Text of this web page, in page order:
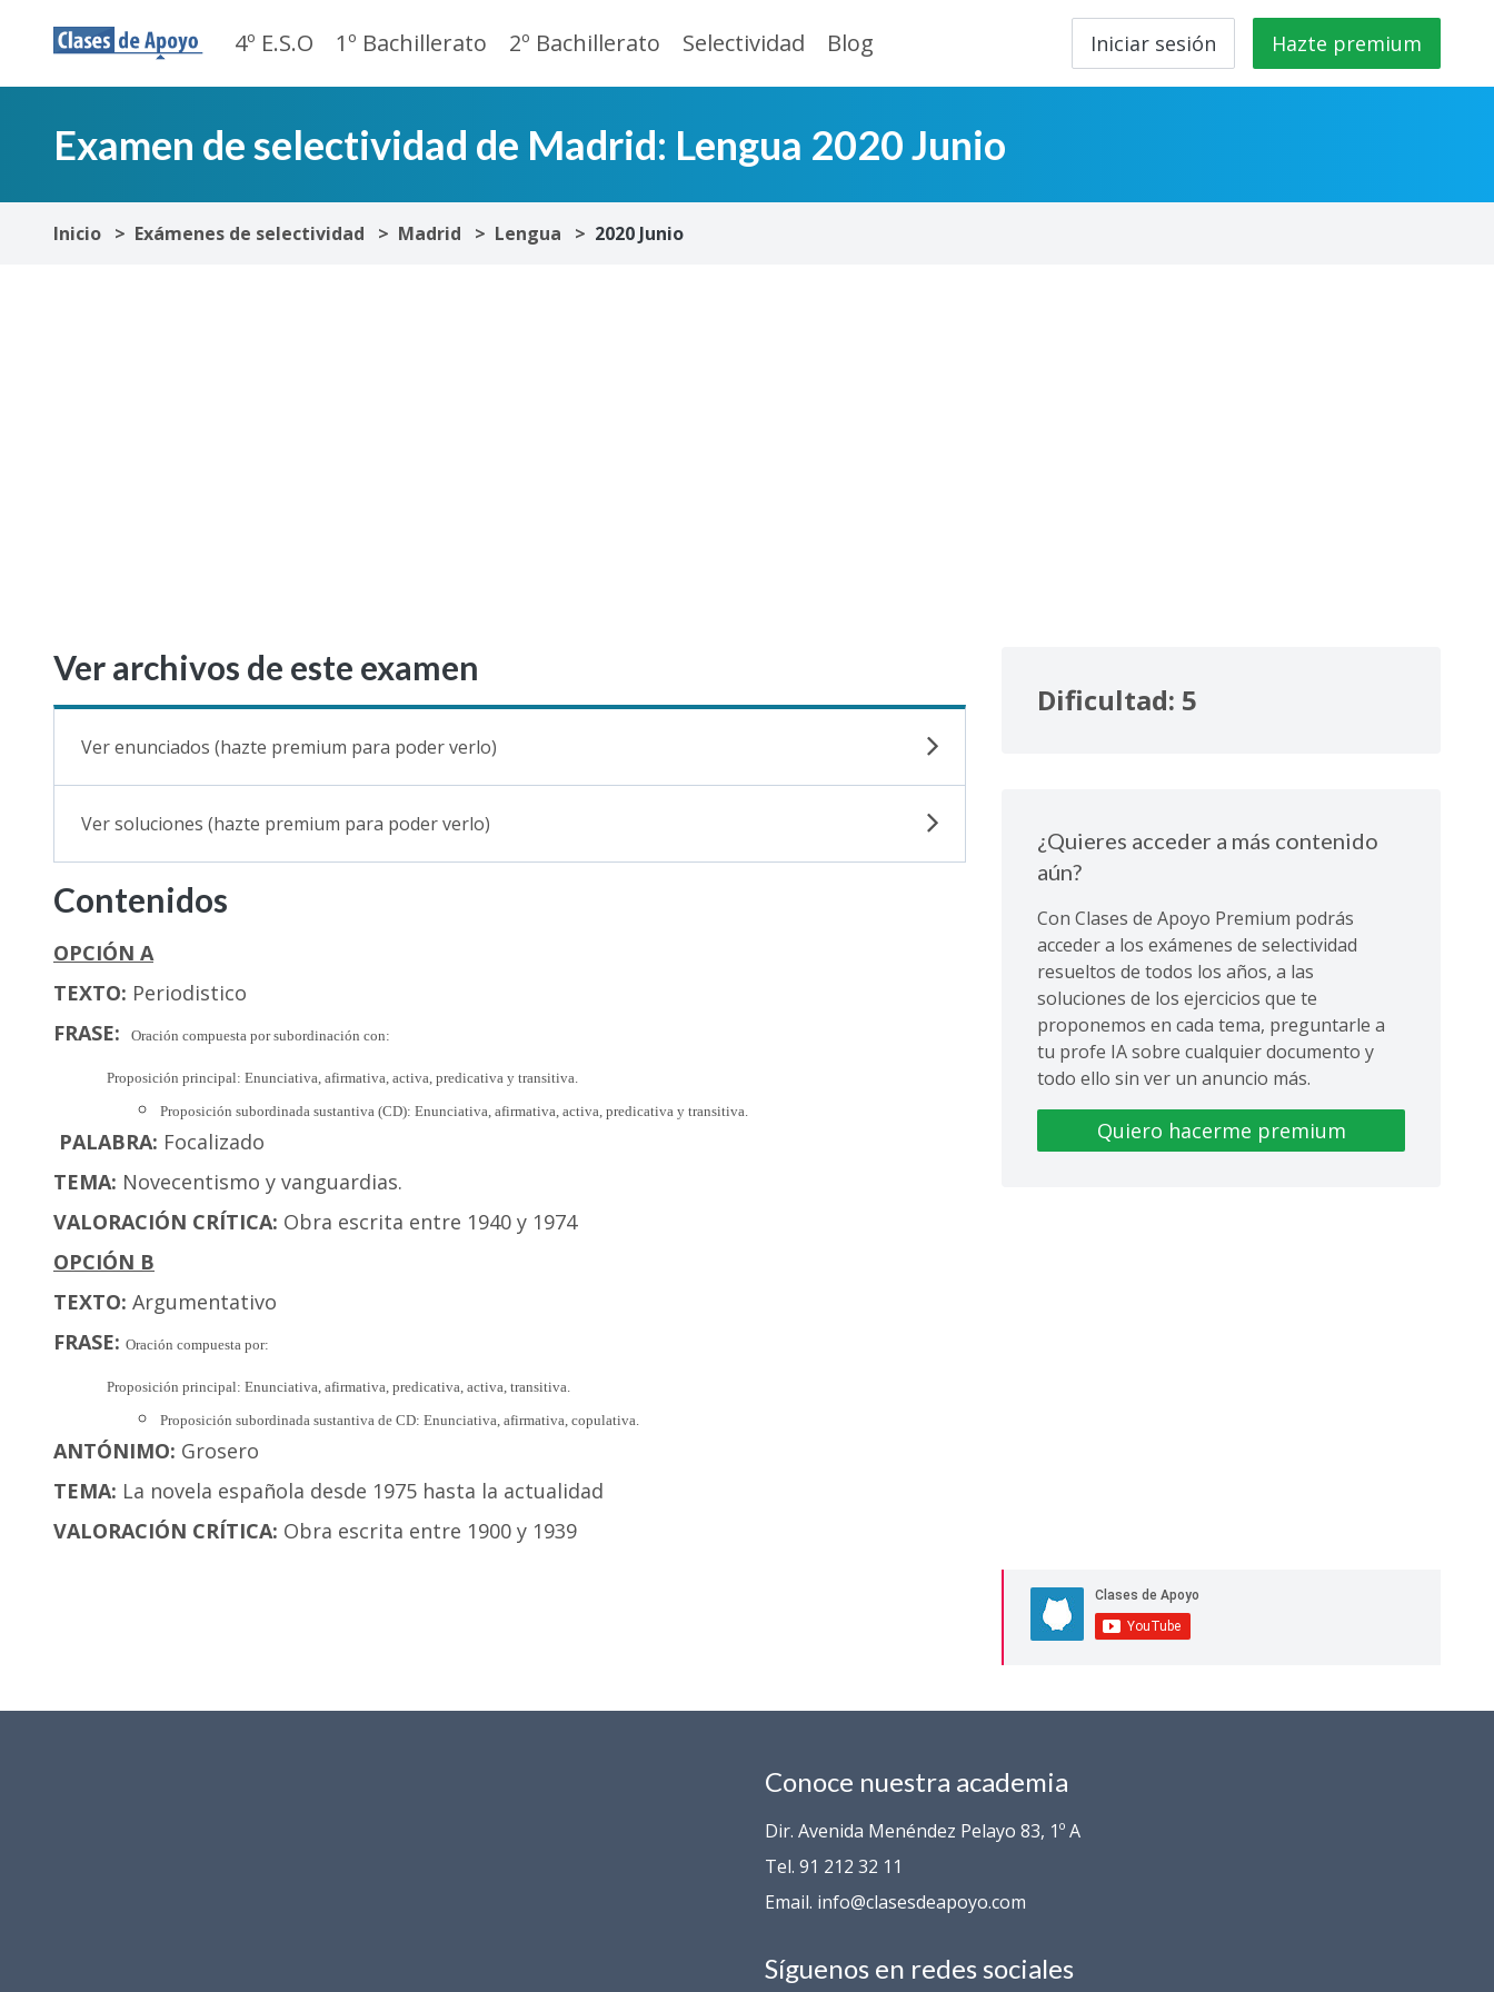
4º E.S.O 1º Bachillerato 2º Bachillerato Selectividad Blog Iniciar sesión Hazte premium
Examen de selectividad de Madrid: Lengua 2020 Junio
Inicio Exámenes de selectividad Madrid Lengua 2020 Junio
Ver archivos de este examen
Ver enunciados (hazte premium para poder verlo)
Ver soluciones (hazte premium para poder verlo)
Contenidos
OPCIÓN A
TEXTO: Periodistico
FRASE:
Oración compuesta por subordinación con:
Proposición principal: Enunciativa, afirmativa, activa, predicativa y transitiva.
Proposición subordinada sustantiva (CD): Enunciativa, afirmativa, activa, predicativa y transitiva.
PALABRA: Focalizado
TEMA: Novecentismo y vanguardias.
VALORACIÓN CRÍTICA: Obra escrita entre 1940 y 1974
OPCIÓN B
TEXTO: Argumentativo
FRASE: Oración compuesta por:
Proposición principal: Enunciativa, afirmativa, predicativa, activa, transitiva.
Proposición subordinada sustantiva de CD: Enunciativa, afirmativa, copulativa.
ANTÓNIMO: Grosero
TEMA: La novela española desde 1975 hasta la actualidad
VALORACIÓN CRÍTICA: Obra escrita entre 1900 y 1939
Dificultad: 5
¿Quieres acceder a más contenido
aún?
Con Clases de Apoyo Premium podrás
acceder a los exámenes de selectividad
resueltos de todos los años, a las
soluciones de los ejercicios que te
proponemos en cada tema, preguntarle a
tu profe IA sobre cualquier documento y
todo ello sin ver un anuncio más.
Quiero hacerme premium
Conoce nuestra academia
Dir. Avenida Menéndez Pelayo 83, 1º A
Tel. 91 212 32 11
Email. info@clasesdeapoyo.com
Síguenos en redes sociales